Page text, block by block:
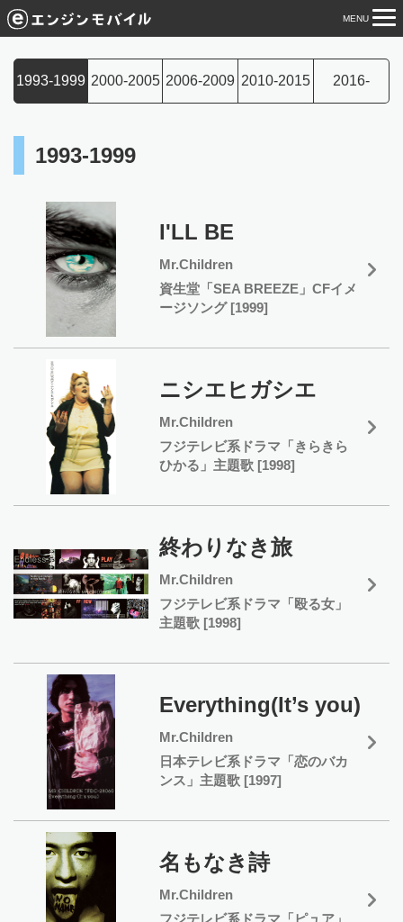
MENU
1993-1999 2000-2005 2006-2009 2010-2015 2016-
1993-1999
I'LL BE
Mr.Children
資生堂「SEA BREEZE」CFイメ
ージソング [1999]
ニシエヒガシエ
Mr.Children
フジテレビ系ドラマ「きらきら
ひかる」主題歌 [1998]
終わりなき旅
Mr.Children
フジテレビ系ドラマ「殴る女」
主題歌 [1998]
Everything(It’s you)
Mr.Children
日本テレビ系ドラマ「恋のバカ
ンス」主題歌 [1997]
名もなき詩
Mr.Children
フジテレビ系ドラマ「ピュア」